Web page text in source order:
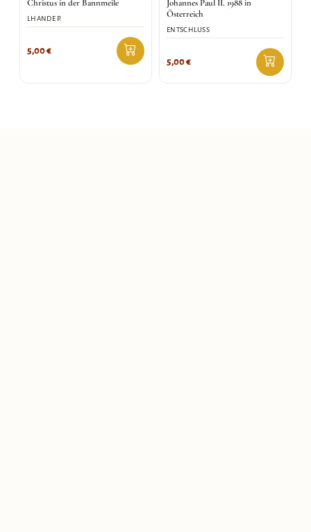
Christus in der Bannmeile
LHANDE P.
5,00€
Johannes Paul II. 1988 in
Österreich
ENTSCHLUSS
5,00€